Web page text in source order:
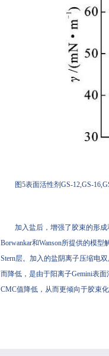
图5表面活性剂GS-12,GS-
加入盐后，增强了胶束的形
Borwankar和Wanson所提供的模型
Stern层。加入的盐阴离子压缩
而降低，是由于阳离子Gemini表
CMC值降低，从而更倾向于胶束化